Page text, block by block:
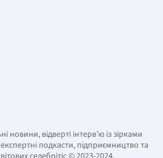
новини, відверті інтерв’ю із зірками
подкасти, підприємництво та